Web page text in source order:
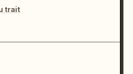
trait